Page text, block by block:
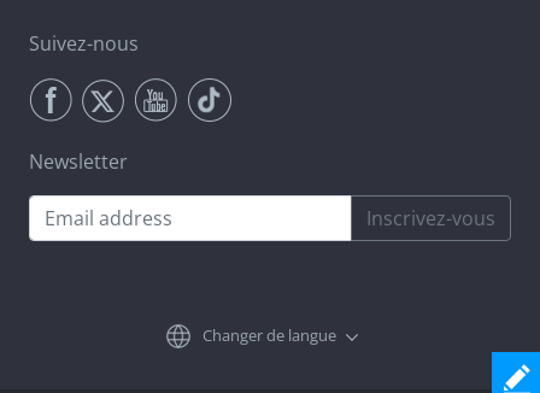
Suivez-nous
Newsletter
Inscrivez-vous
Changer de langue